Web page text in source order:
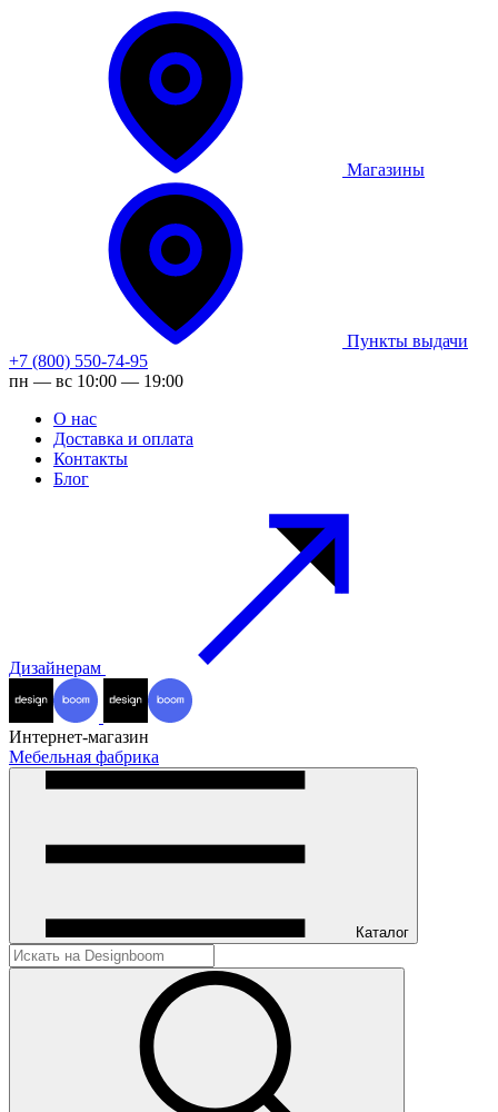
Магазины
Пункты выдачи
+7 (800) 550-74-95
пн — вс 10:00 — 19:00
О нас
Доставка и оплата
Контакты
Блог
Дизайнерам
Интернет-магазин
Мебельная фабрика
Каталог